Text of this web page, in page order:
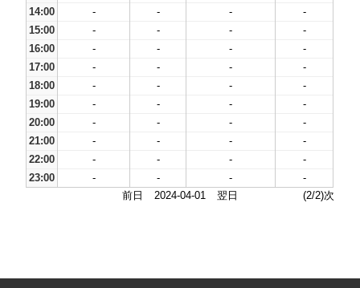
14:00
- - -
-
15:00
- - -
-
16:00
- - -
-
17:00
- - -
-
18:00
- - -
-
19:00
- - -
-
20:00
- - -
-
21:00
- - -
-
22:00
- - -
-
23:00
- - -
-
前日
2024-04-01 翌日 (2/2)次